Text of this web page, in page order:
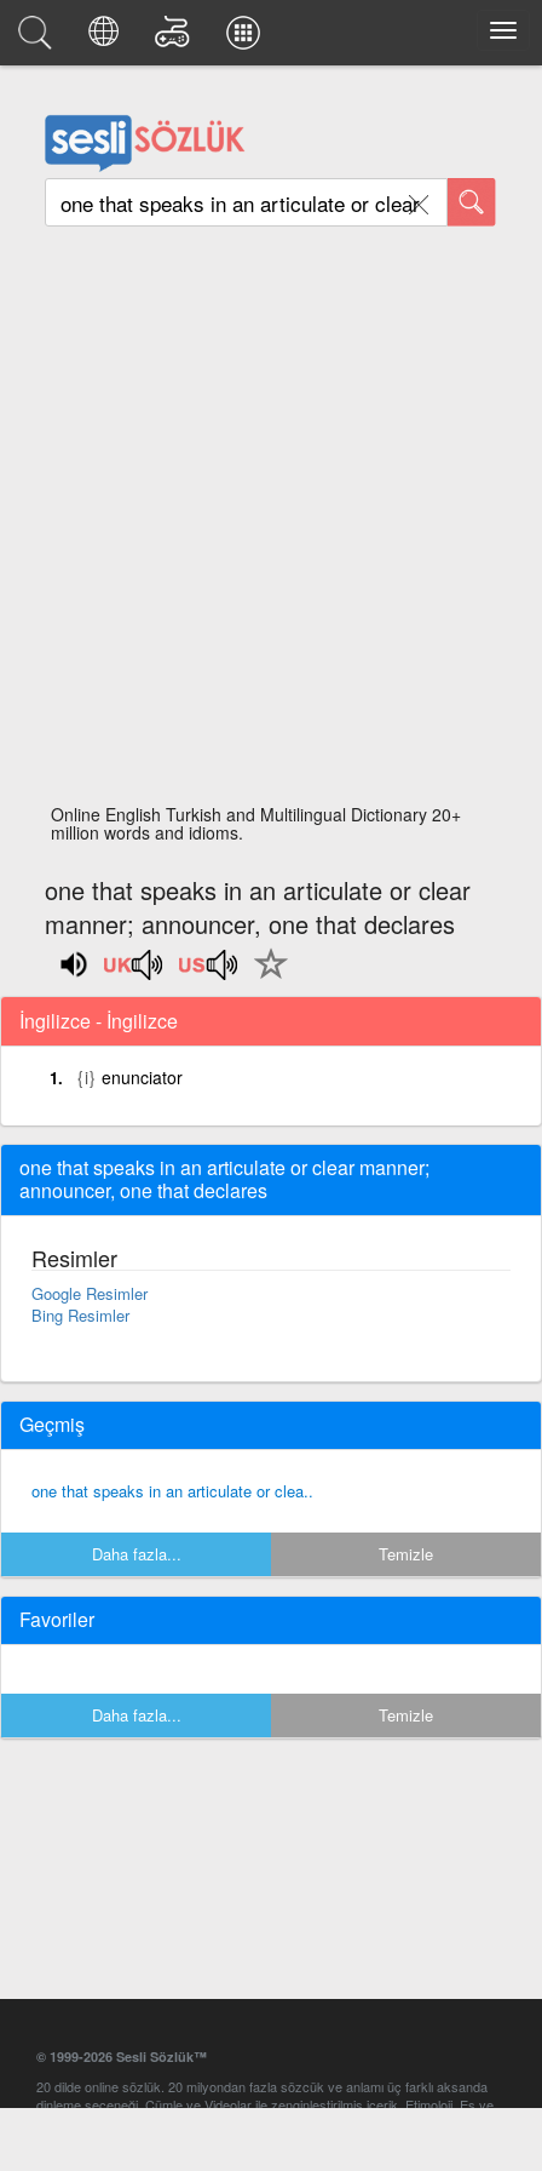
Online English Turkish and Multilingual Dictionary 20+
million words and idioms.
one that speaks in an articulate or clear
manner; announcer, one that declares
İngilizce - İngilizce
{i} enunciator
one that speaks in an articulate or clear manner;
announcer, one that declares
Resimler
Google Resimler
Bing Resimler
Geçmiş
one that speaks in an articulate or clea..
Daha fazla... Temizle
Favoriler
Daha fazla... Temizle
© 1999-2026 Sesli Sözlük™
20 dilde online sözlük. 20 milyondan fazla sözcük ve anlamı üç farklı aksanda
dinleme seçeneği. Cümle ve Videolar ile zenginleştirilmiş içerik. Etimoloji, Eş ve